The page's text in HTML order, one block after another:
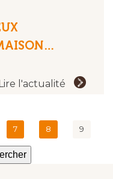
l'actualité
7 8 9